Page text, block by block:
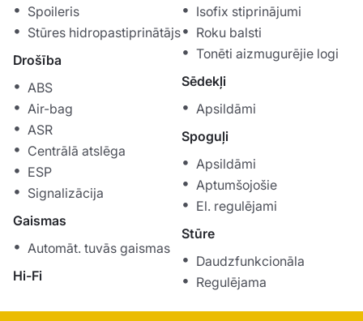
Spoileris
Stūres hidropastiprinātājs
Drošība
ABS
Air-bag
ASR
Centrālā atslēga
ESP
Signalizācija
Gaismas
Automāt. tuvās gaismas
Hi-Fi
Isofix stiprinājumi
Roku balsti
Tonēti aizmugurējie logi
Sēdekļi
Apsildāmi
Spoguļi
Apsildāmi
Aptumšojošie
El. regulējami
Stūre
Daudzfunkcionāla
Regulējama